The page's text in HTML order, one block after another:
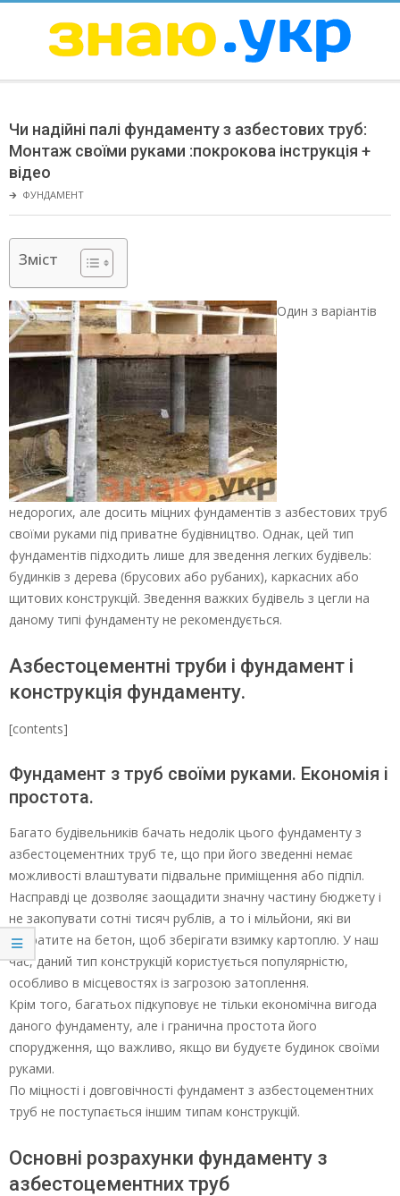
ЗНАЮ
Menu
Чи надійні палі фундаменту з азбестових труб:
Монтаж своїми руками :покрокова інструкція +
відео
🡲 ФУНДАМЕНТ
Зміст
Один з варіантів
недорогих, але досить міцних фундаментів з азбестових труб
своїми руками під приватне будівництво. Однак, цей тип
фундаментів підходить лише для зведення легких будівель:
будинків з дерева (брусових або рубаних), каркасних або
щитових конструкцій. Зведення важких будівель з цегли на
даному типі фундаменту не рекомендується.
Азбестоцементні труби і фундамент і
конструкція фундаменту.
[contents]
Фундамент з труб своїми руками. Економія і
простота.
Багато будівельників бачать недолік цього фундаменту з
азбестоцементних труб те, що при його зведенні немає
можливості влаштувати підвальне приміщення або підпіл.
Насправді це дозволяє заощадити значну частину бюджету і
не закопувати сотні тисяч рублів, а то і мільйони, які ви
витратите на бетон, щоб зберігати взимку картоплю. У наш
час, даний тип конструкцій користується популярністю,
особливо в місцевостях із загрозою затоплення.
Крім того, багатьох підкуповує не тільки економічна вигода
даного фундаменту, але і гранична простота його
спорудження, що важливо, якщо ви будуєте будинок своїми
руками.
По міцності і довговічності фундамент з азбестоцементних
труб не поступається іншим типам конструкцій.
Основні розрахунки фундаменту з
азбестоцементних труб